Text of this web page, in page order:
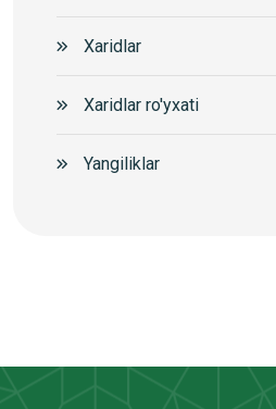
Xaridlar
Xaridlar ro'yxati
Yangiliklar